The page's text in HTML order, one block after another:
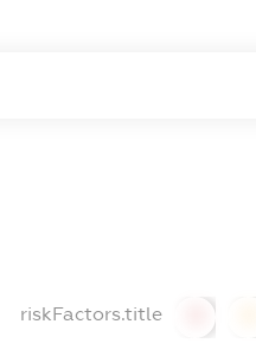
riskFactors.title